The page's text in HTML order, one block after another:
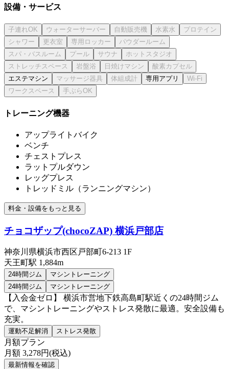
設備・サービス
エステマシン 専用アプリ
トレーニング機器
アップライトバイク
ベンチ
チェストプレス
ラットプルダウン
レッグプレス
トレッドミル（ランニングマシン）
料金・設備をもっと見る
チョコザップ(chocoZAP) 横浜戸部店
神奈川県横浜市西区戸部町6-213 1F
天王町駅 1,884m
24時間ジム
マシントレーニング
24時間ジム
マシントレーニング
【入会金ゼロ】 横浜市営地下鉄高島町駅近くの24時間ジム
で、マシントレーニングやストレス発散に最適。安全設備も
充実。
運動不足解消 ストレス発散
月額プラン
月額 3,278円(税込)
最新情報を確認